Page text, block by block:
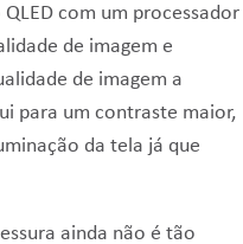
com um processador
de imagem e
de imagem a
para um contraste maior,
da tela já que
ainda não é tão